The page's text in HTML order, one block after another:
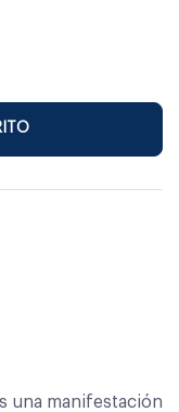
una manifestación